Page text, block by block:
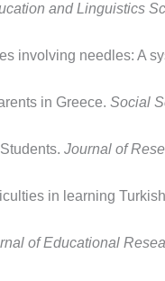
and Linguistics
involving needles: A
in Greece. Social
Journal of
in learning
of Educational